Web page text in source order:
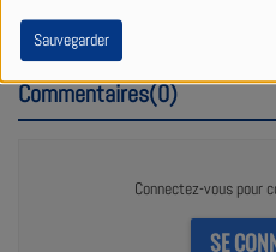
Sauvegarder
Studio 1
Commentaires(0)
Connectez-vous pour
SE